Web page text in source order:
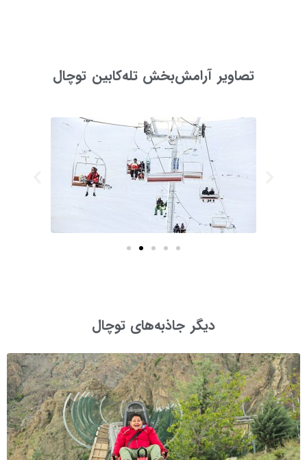
تصاویر آرامش‌بخش تله‌کابین توچال
دیگر جاذبه‌های توچال